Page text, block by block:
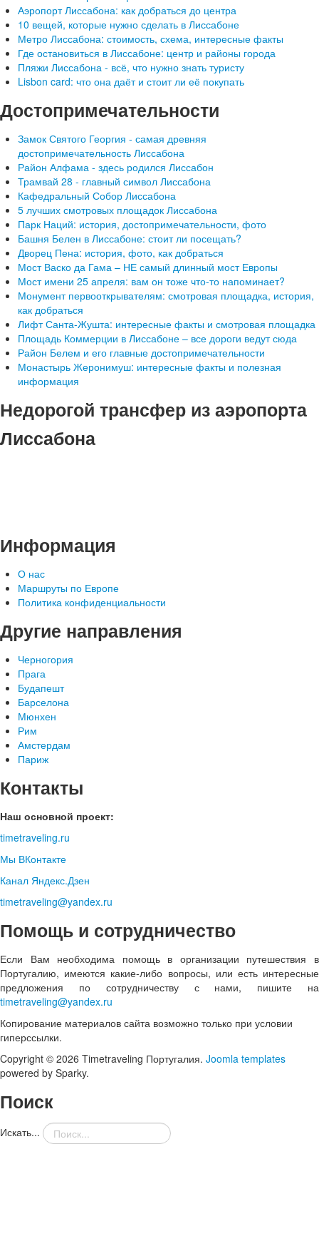
Аэропорт Лиссабона: как добраться до центра
10 вещей, которые нужно сделать в Лиссабоне
Метро Лиссабона: стоимость, схема, интересные факты
Где остановиться в Лиссабоне: центр и районы города
Пляжи Лиссабона - всё, что нужно знать туристу
Lisbon card: что она даёт и стоит ли её покупать
Достопримечательности
Замок Святого Георгия - самая древняя
достопримечательность Лиссабона
Район Алфама - здесь родился Лиссабон
Трамвай 28 - главный символ Лиссабона
Кафедральный Собор Лиссабона
5 лучших смотровых площадок Лиссабона
Парк Наций: история, достопримечательности, фото
Башня Белен в Лиссабоне: стоит ли посещать?
Дворец Пена: история, фото, как добраться
Мост Васко да Гама – НЕ самый длинный мост Европы
Мост имени 25 апреля: вам он тоже что-то напоминает?
Монумент первооткрывателям: смотровая площадка, история,
как добраться
Лифт Санта-Жушта: интересные факты и смотровая площадка
Площадь Коммерции в Лиссабоне – все дороги ведут сюда
Район Белем и его главные достопримечательности
Монастырь Жеронимуш: интересные факты и полезная
информация
Недорогой трансфер из аэропорта
Лиссабона
Информация
О нас
Маршруты по Европе
Политика конфиденциальности
Другие направления
Черногория
Прага
Будапешт
Барселона
Мюнхен
Рим
Амстердам
Париж
Контакты
Наш основной проект:
timetraveling.ru
Мы ВКонтакте
Канал Яндекс.Дзен
timetraveling@yandex.ru
Помощь и сотрудничество
Если Вам необходима помощь в организации путешествия в
Португалию, имеются какие-либо вопросы, или есть интересные
предложения по сотрудничеству с нами, пишите на
timetraveling@yandex.ru
Копирование материалов сайта возможно только при условии
гиперссылки.
Copyright © 2026 Timetraveling Португалия. Joomla templates
powered by Sparky.
Поиск
Искать...